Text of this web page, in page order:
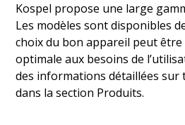
Kospel propose une large
Les modèles sont disponibles
choix du bon appareil peut
optimale aux besoins de
des informations détaillées sur
dans la section Produits.